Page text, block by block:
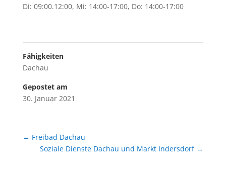
Di: 09:00.12:00, Mi: 14:00-17:00, Do: 14:00-17:00
Fähigkeiten
Dachau
Gepostet am
30. Januar 2021
← Freibad Dachau
Soziale Dienste Dachau und Markt Indersdorf →